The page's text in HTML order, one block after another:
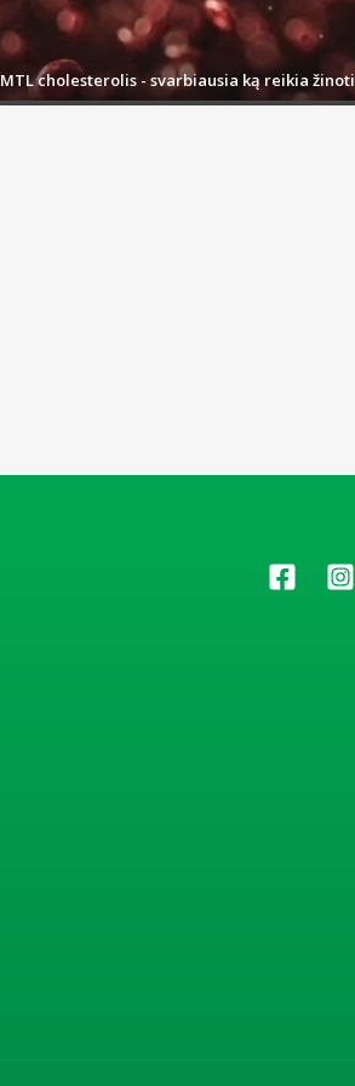
MTL cholesterolis - svarbiausia ką reikia žinoti